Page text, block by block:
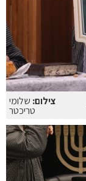
צילום: שלומי
טריכטר